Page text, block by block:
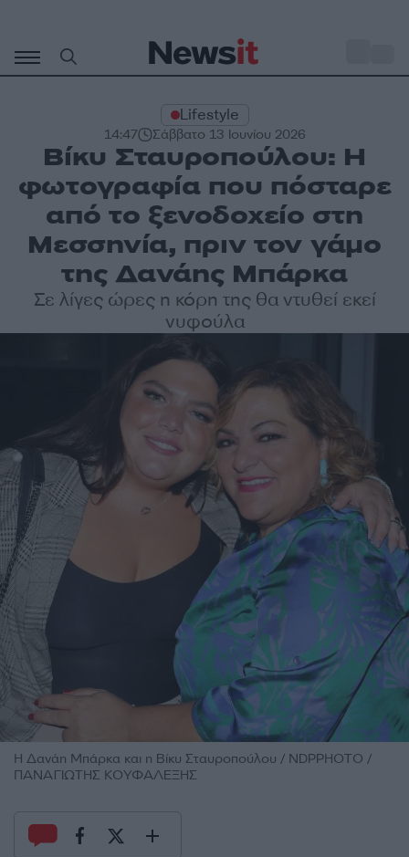
περιεχόμενο
Lifestyle
14:47 Σάββατο 13 Ιουνίου 2026
Βίκυ Σταυροπούλου: Η
φωτογραφία που πόσταρε
από το ξενοδοχείο στη
Μεσσηνία, πριν τον γάμο
της Δανάης Μπάρκα
Σε λίγες ώρες η κόρη της θα ντυθεί εκεί
νυφούλα
Η Δανάη Μπάρκα και η Βίκυ Σταυροπούλου / NDPPHOTO /
ΠΑΝΑΓΙΩΤΗΣ ΚΟΥΦΑΛΕΞΗΣ